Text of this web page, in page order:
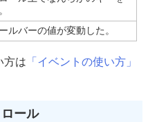
ルバーの値が変動した。
方は 「イベントの使い方」
ール